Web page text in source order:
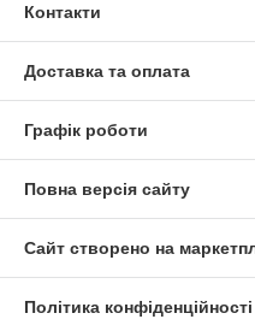
Контакти
Доставка та оплата
Графік роботи
Повна версія сайту
Сайт створено на
Політика конфіденційності